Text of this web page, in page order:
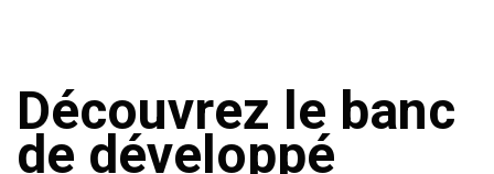
Découvrez le banc
de développé